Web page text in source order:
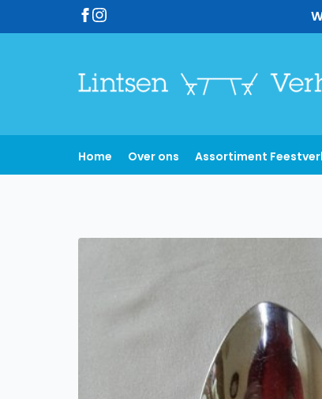
Home Over ons Assortiment